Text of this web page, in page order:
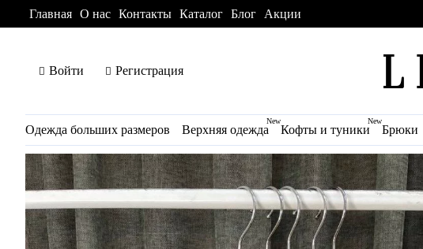
Главная О нас Контакты Каталог Блог Акции
Войти Регистрация
Одежда больших размеров Верхняя одежда
New
Кофты и туники
New
Брюки